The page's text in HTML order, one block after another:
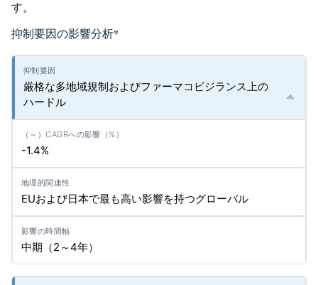
す。
抑制要因の影響分析*
厳格な多地域規制およびファーマコビジランス上の
ハードル
-1.4%
EUおよび日本で最も高い影響を持つグローバル
中期（2～4年）